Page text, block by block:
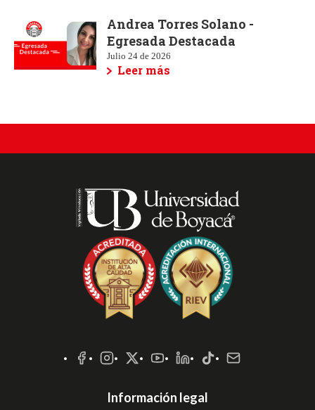
Andrea Torres Solano -
Egresada Destacada
Julio 24 de 2026
Leer más
Sociales
Información legal